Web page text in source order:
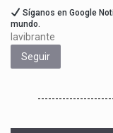
Síganos en Google
mundo.
lavibrante
Seguir